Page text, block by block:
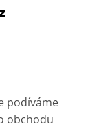
podíváme
obchodu